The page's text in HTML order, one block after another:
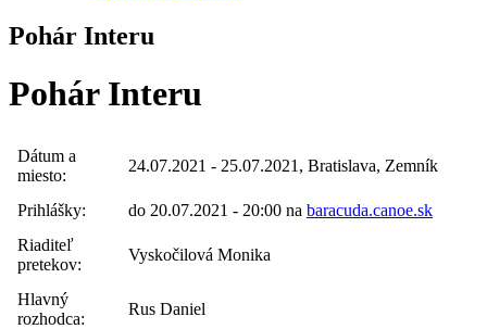
Pohár Interu
Pohár Interu
Dátum a
miesto:
24.07.2021 - 25.07.2021, Bratislava, Zemník
Prihlášky: do 20.07.2021 - 20:00 na baracuda.canoe.sk
Riaditeľ
pretekov:
Vyskočilová Monika
Hlavný
rozhodca:
Rus Daniel